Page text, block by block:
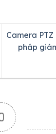
Camera
pháp